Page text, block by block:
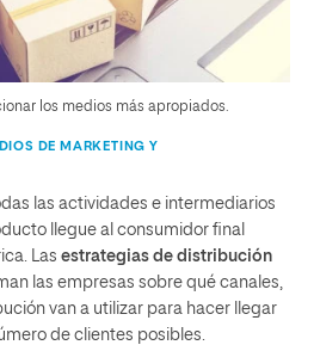
los medios más apropiados.
DE MARKETING Y
las actividades e intermediarios
llegue al consumidor final
Las estrategias de distribución
las empresas sobre qué canales,
van a utilizar para hacer llegar
de clientes posibles.